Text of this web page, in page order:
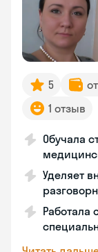
5
1 отзыв
Обучала
Уделяет
Работала